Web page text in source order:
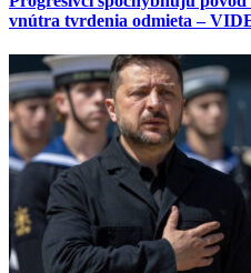
vnútra tvrdenia odmieta –